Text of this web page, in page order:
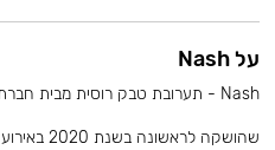
על Nash
Nash - תערובת טבק רוסית מבית חברת הגחלים אואזיס,
שהושקה לראשונה בשנת 2020 באירוע - Hookah Club Show.